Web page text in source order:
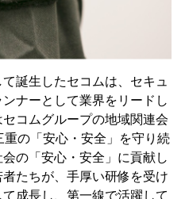
誕生したセコムは、セキュ
ナーとして業界をリードし
コムグループの地域関連会
の「安心・安全」を守り続
の「安心・安全」に貢献し
たちが、手厚い研修を受け
成長し、第一線で活躍して